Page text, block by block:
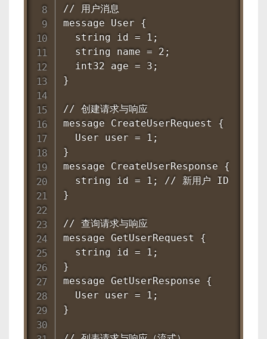
// 用户消息
message User {
  string id = 1;
  string name = 2;
  int32 age = 3;
}
// 创建请求与响应
message CreateUserRequest {
  User user = 1;
}
message CreateUserResponse {
  string id = 1; // 新用户 ID
}
// 查询请求与响应
message GetUserRequest {
  string id = 1;
}
message GetUserResponse {
  User user = 1;
}